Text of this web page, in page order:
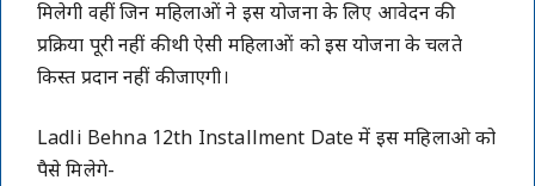
मिलेगी वहीं जिन महिलाओं ने इस योजना के लिए आवेदन की
प्रक्रिया पूरी नहीं की थी ऐसी महिलाओं को इस योजना के चलते
किस्त प्रदान नहीं की जाएगी।
Ladli Behna 12th Installment Date में इस महिलाओ को
पैसे मिलेगे-